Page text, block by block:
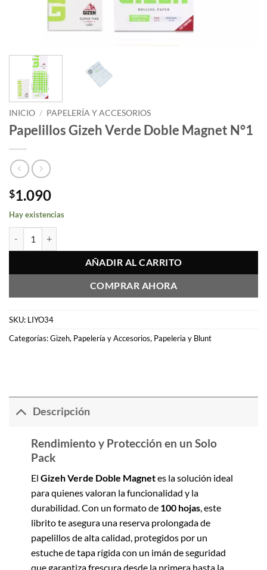
INICIO / PAPELERÍA Y ACCESORIOS
Papelillos Gizeh Verde Doble Magnet N°1
$1.090
Hay existencias
AÑADIR AL CARRITO
COMPRAR AHORA
SKU: LIYO34
Categorías:Gizeh, Papelería y Accesorios, Papeleria y Blunt
Descripción
Rendimiento y Protección en un Solo
Pack
El Gizeh Verde Doble Magnetes la solución ideal
para quienes valoran la funcionalidad y la
durabilidad.Con un formato de 100 hojas,este
librito te asegura una reserva prolongada de
papelillos de alta calidad,protegidos por un
estuche de tapa rígida con un imán de seguridad
que garantiza frescura desde la primera hasta la